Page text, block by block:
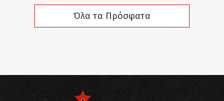
Όλα τα Πρόσφατα